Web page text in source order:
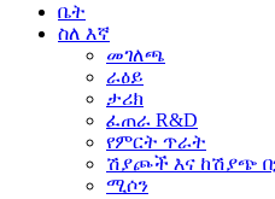
ቤት
ስለ እኛ
መገለጫ
ራዕይ
ታሪክ
ፈጠራ R&D
የምርት ጥራት
ሽያጮች እና ከሽያጭ
ሚሶን